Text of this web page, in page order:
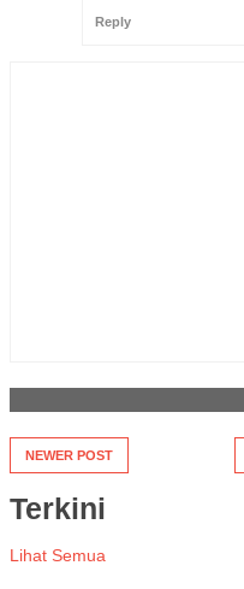
Reply
NEWER POST
Terkini
Lihat Semua